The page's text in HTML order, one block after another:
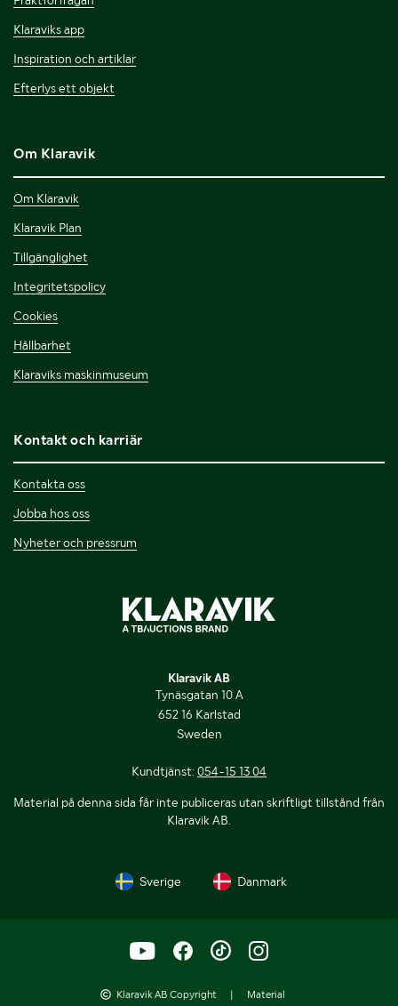
Klaraviks app
Inspiration och artiklar
Efterlys ett objekt
Om Klaravik
Om Klaravik
Klaravik Plan
Tillgänglighet
Integritetspolicy
Cookies
Hållbarhet
Klaraviks maskinmuseum
Kontakt och karriär
Kontakta oss
Jobba hos oss
Nyheter och pressrum
Klaravik AB
Tynäsgatan 10 A
652 16 Karlstad
Sweden
Kundtjänst: 054-15 13 04
Material på denna sida får inte publiceras utan skriftligt tillstånd från
Klaravik AB.
Sverige Danmark
Klaravik AB Copyright | Material